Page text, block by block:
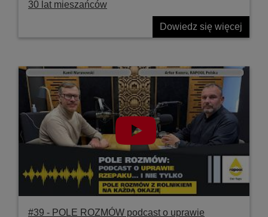
30 lat mieszańców
Dowiedz się więcej
#39 ‐ POLE ROZMÓW podcast o uprawie